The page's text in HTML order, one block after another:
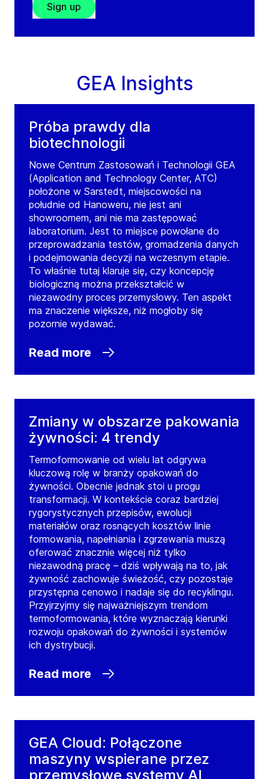
Sign up
GEA Insights
Próba prawdy dla
biotechnologii
Nowe Centrum Zastosowań i Technologii GEA
(Application and Technology Center, ATC)
położone w Sarstedt, miejscowości na
południe od Hanoweru, nie jest ani
showroomem, ani nie ma zastępować
laboratorium. Jest to miejsce powołane do
przeprowadzania testów, gromadzenia danych
i podejmowania decyzji na wczesnym etapie.
To właśnie tutaj klaruje się, czy koncepcję
biologiczną można przekształcić w
niezawodny proces przemysłowy. Ten aspekt
ma znaczenie większe, niż mogłoby się
pozornie wydawać.
Read more
Zmiany w obszarze pakowania
żywności: 4 trendy
Termoformowanie od wielu lat odgrywa
kluczową rolę w branży opakowań do
żywności. Obecnie jednak stoi u progu
transformacji. W kontekście coraz bardziej
rygorystycznych przepisów, ewolucji
materiałów oraz rosnących kosztów linie
formowania, napełniania i zgrzewania muszą
oferować znacznie więcej niż tylko
niezawodną pracę – dziś wpływają na to, jak
żywność zachowuje świeżość, czy pozostaje
przystępna cenowo i nadaje się do recyklingu.
Przyjrzyjmy się najważniejszym trendom
termoformowania, które wyznaczają kierunki
rozwoju opakowań do żywności i systemów
ich dystrybucji.
Read more
GEA Cloud: Połączone
maszyny wspierane przez
przemysłowe systemy AI